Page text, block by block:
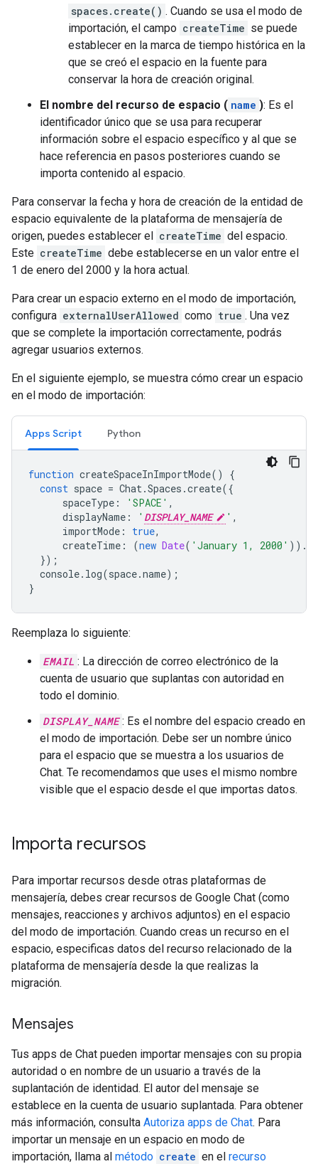
spaces.create() . Cuando se usa el modo de
importación, el campo createTime se puede
establecer en la marca de tiempo histórica en la
que se creó el espacio en la fuente para
conservar la hora de creación original.
El nombre del recurso de espacio ( name ): Es el
identificador único que se usa para recuperar
información sobre el espacio específico y al que se
hace referencia en pasos posteriores cuando se
importa contenido al espacio.
Para conservar la fecha y hora de creación de la entidad de
espacio equivalente de la plataforma de mensajería de
origen, puedes establecer el createTime del espacio.
Este createTime debe establecerse en un valor entre el
1 de enero del 2000 y la hora actual.
Para crear un espacio externo en el modo de importación,
configura externalUserAllowed como true . Una vez
que se complete la importación correctamente, podrás
agregar usuarios externos.
En el siguiente ejemplo, se muestra cómo crear un espacio
en el modo de importación:
Apps Script Python
function createSpaceInImportMode()
{
const space = Chat.Spaces .create({
spaceType : 'SPACE' ,
displayName : ' DISPLAY_NAME ' ,
importMode : true,
createTime : (new Date( 'January 1, 2000' )).
});
console. log(space.name);
}
Reemplaza lo siguiente:
EMAIL : La dirección de correo electrónico de la
cuenta de usuario que suplantas con autoridad en
todo el dominio.
DISPLAY_NAME : Es el nombre del espacio creado en
el modo de importación. Debe ser un nombre único
para el espacio que se muestra a los usuarios de
Chat. Te recomendamos que uses el mismo nombre
visible que el espacio desde el que importas datos.
Importa recursos
Para importar recursos desde otras plataformas de
mensajería, debes crear recursos de Google Chat (como
mensajes, reacciones y archivos adjuntos) en el espacio
del modo de importación. Cuando creas un recurso en el
espacio, especificas datos del recurso relacionado de la
plataforma de mensajería desde la que realizas la
migración.
Mensajes
Tus apps de Chat pueden importar mensajes con su propia
autoridad o en nombre de un usuario a través de la
suplantación de identidad. El autor del mensaje se
establece en la cuenta de usuario suplantada. Para obtener
más información, consulta Autoriza apps de Chat. Para
importar un mensaje en un espacio en modo de
importación, llama al método create en el recurso